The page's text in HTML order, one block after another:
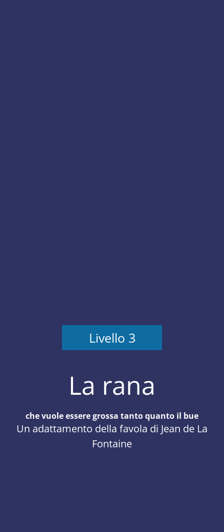
Livello 3
La rana
che vuole essere grossa tanto quanto il bue
Un adattamento della favola di Jean de La
Fontaine